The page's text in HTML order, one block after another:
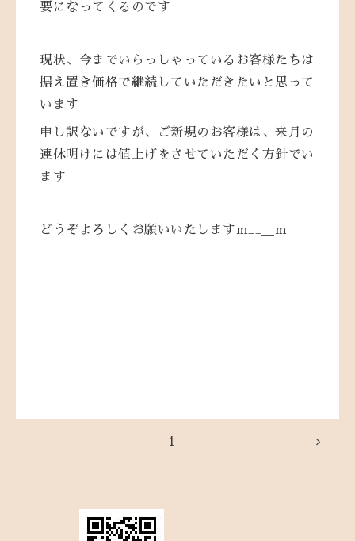
要になってくるのです
現状、今までいらっしゃっているお客様たちは
据え置き価格で継続していただきたいと思って
います
申し訳ないですが、ご新規のお客様は、来月の
連休明けには値上げをさせていただく方針でい
ます
どうぞよろしくお願いいたしますm__＿m
1